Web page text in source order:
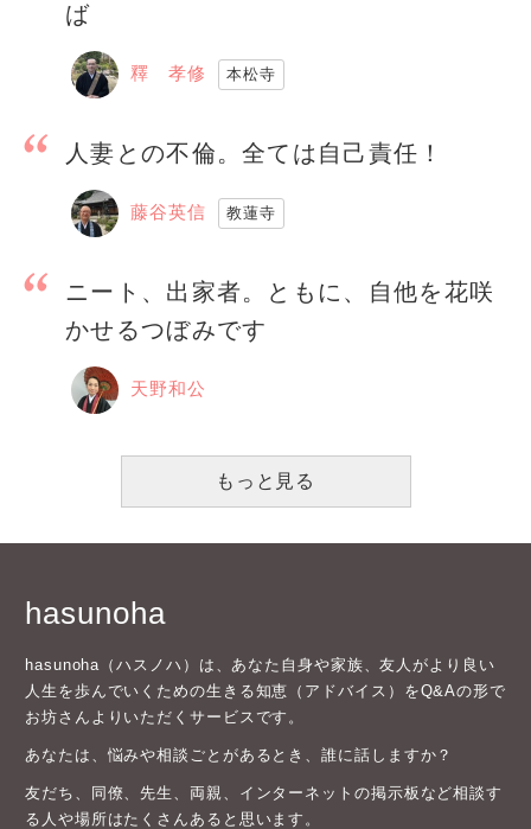
ば
釋 孝修 本松寺
人妻との不倫。全ては自己責任！
藤谷英信 教蓮寺
ニート、出家者。ともに、自他を花咲
かせるつぼみです
天野和公
もっと見る
hasunoha
hasunoha（ハスノハ）は、あなた自身や家族、友人がより良い
人生を歩んでいくための生きる知恵（アドバイス）をQ&Aの形で
お坊さんよりいただくサービスです。
あなたは、悩みや相談ごとがあるとき、誰に話しますか？
友だち、同僚、先生、両親、インターネットの掲示板など相談す
る人や場所はたくさんあると思います。